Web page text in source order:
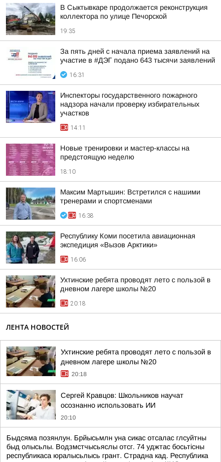
В Сыктывкаре продолжается реконструкция
коллектора по улице Печорской
19:35
За пять дней с начала приема заявлений на
участие в #ДЭГ подано 643 тысячи заявлений
16:31
Инспекторы государственного пожарного
надзора начали проверку избирательных
участков
14:11
Новые тренировки и мастер-классы на
предстоящую неделю
18:10
Максим Мартышин: Встретился с нашими
тренерами и спортсменами
16:38
Республику Коми посетила авиационная
экспедиция «Вызов Арктики»
16:06
Ухтинские ребята проводят лето с пользой в
дневном лагере школы №20
20:18
ЛЕНТА НОВОСТЕЙ
Ухтинские ребята проводят лето с пользой в
дневном лагере школы №20
20:18
Сергей Кравцов: Школьников научат
осознанно использовать ИИ
20:10
Быдсяма позянлун. Брйысьмлн уна сикас отсалас глсуйтны
быд олысьлы. Водзмстчысьяслы отсг. 74 уджтас босьтiсны
республикаса юралысьлысь грант. Страдна кад. Республика